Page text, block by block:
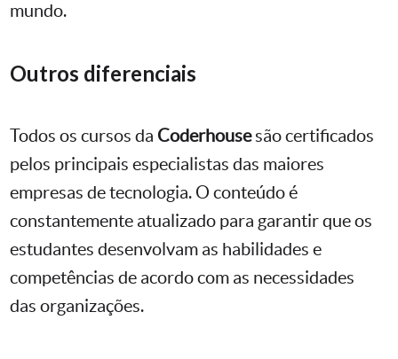
mundo.
Outros diferenciais
Todos os cursos da Coderhousesão certificados
pelos principais especialistas das maiores
empresas de tecnologia. O conteúdo é
constantemente atualizado para garantir que os
estudantes desenvolvam as habilidades e
competências de acordo com as necessidades
das organizações.